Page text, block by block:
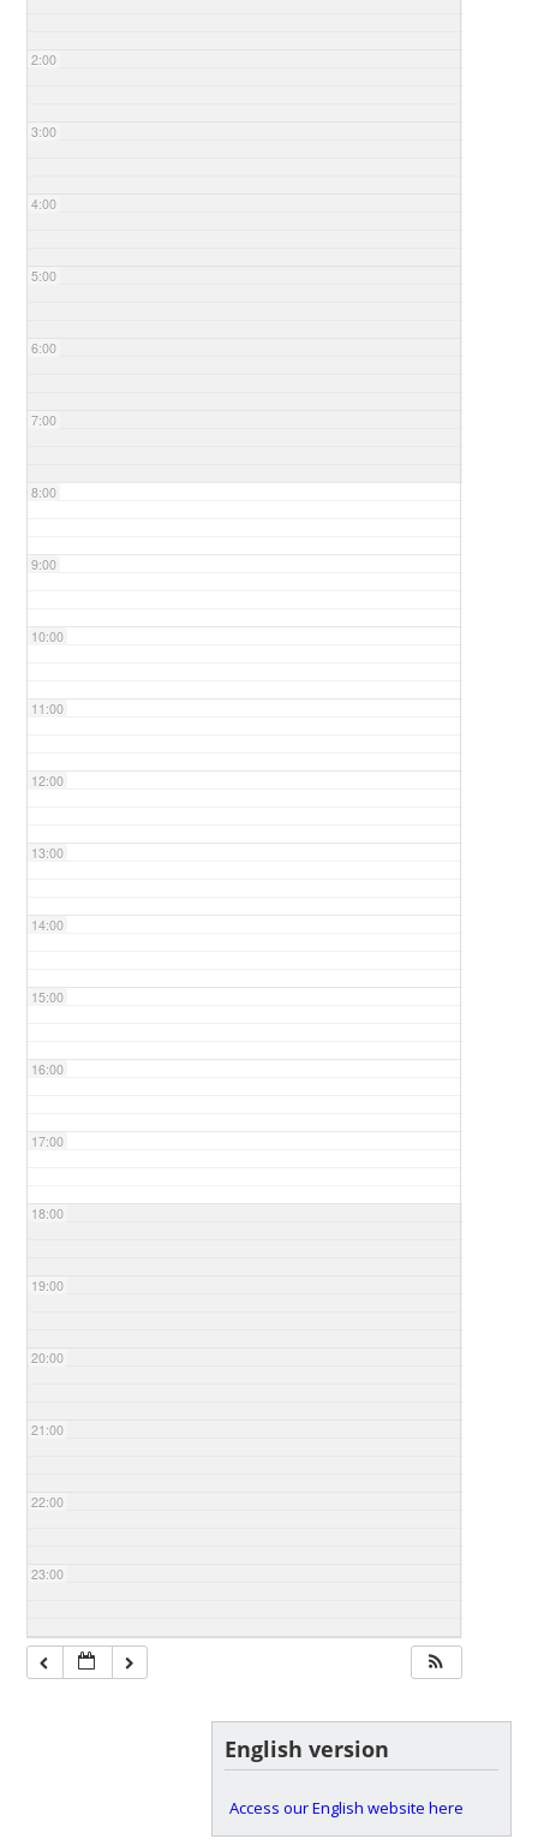
2:00
3:00
4:00
5:00
6:00
7:00
8:00
9:00
10:00
11:00
12:00
13:00
14:00
15:00
16:00
17:00
18:00
19:00
20:00
21:00
22:00
23:00
English version
Access our English website here